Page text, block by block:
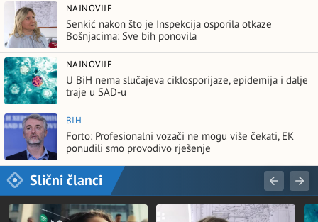
NAJNOVIJE
Senkić nakon što je Inspekcija osporila otkaze
Bošnjacima: Sve bih ponovila
NAJNOVIJE
U BiH nema slučajeva ciklosporijaze, epidemija i dalje
traje u SAD-u
BIH
Forto: Profesionalni vozači ne mogu više čekati, EK
ponudili smo provodivo rješenje
Slični članci